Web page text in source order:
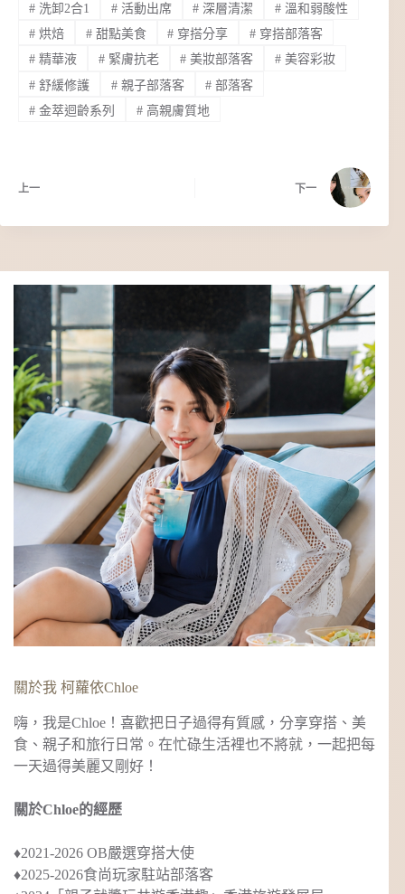
#洗卸2合1 #活動出席 # 深層清潔 # 溫和弱酸性
#烘焙 #甜點美食 # 穿搭分享 # 穿搭部落客
#精華液 #緊膚抗老 # 美妝部落客 # 美容彩妝
#舒緩修護 #親子部落客 # 部落客
#金萃迴齡系列 #高親膚質地
上一 下一
關於我 柯蘿依Chloe
嗨，我是Chloe！喜歡把日子過得有質感，分享穿搭、美
食、親子和旅行日常。在忙碌生活裡也不將就，一起把每
一天過得美麗又剛好！
關於Chloe的經歷
♦︎2021-2026 OB嚴選穿搭大使
♦︎2025-2026食尚玩家駐站部落客